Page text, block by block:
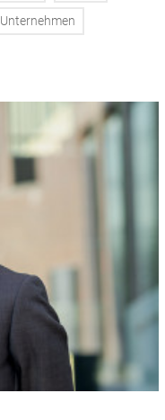
Unternehmen